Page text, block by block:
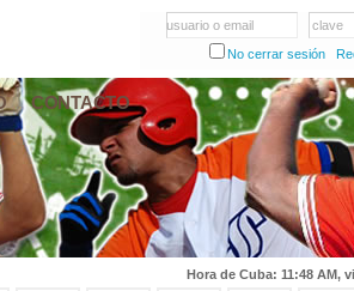
usuario o email
clave
No cerrar sesión
CONTACTO
Hora de Cuba: 11:48 AM,